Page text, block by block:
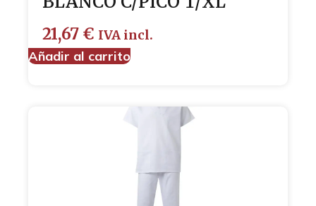
21,67 € IVA incl.
Añadir al carrito